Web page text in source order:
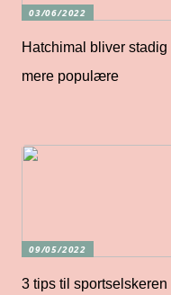
03/06/2022
Hatchimal bliver stadig
mere populære
09/05/2022
3 tips til sportselskeren